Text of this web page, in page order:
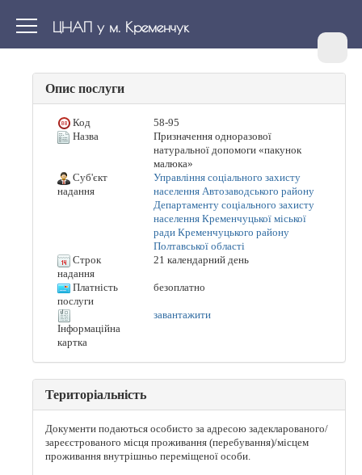
ЦНАП у м. Кременчук
Опис послуги
Код
58-95
Назва
Призначення одноразової
натуральної допомоги «пакунок
малюка»
Суб'єкт
надання
Управління соціального захисту
населення Автозаводського району
Департаменту соціального захисту
населення Кременчуцької міської
ради Кременчуцького району
Полтавської області
Строк
надання
21 календарний день
Платність
послуги
безоплатно
Інформаційна
картка
завантажити
Територіальність
Документи подаються особисто за адресою задекларованого/
зареєстрованого місця проживання (перебування)/місцем
проживання внутрішньо переміщеної особи.